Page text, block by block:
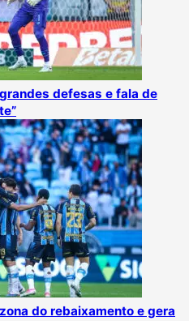
defesas e fala de
do rebaixamento e gera